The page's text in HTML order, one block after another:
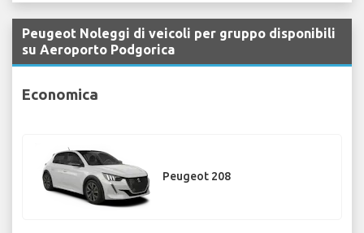
Peugeot Noleggi di veicoli per gruppo disponibili
su Aeroporto Podgorica
Economica
Peugeot 208